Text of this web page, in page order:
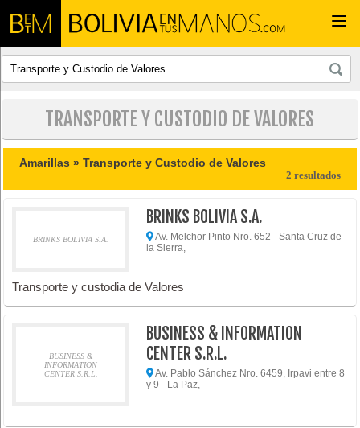
TRANSPORTE Y CUSTODIO DE VALORES
Amarillas »Transporte y Custodio de Valores
2 resultados
BRINKS BOLIVIA S.A.
BRINKS BOLIVIA S.A.
Av. Melchor Pinto Nro. 652 - Santa Cruz de
la Sierra,
Transporte y custodia de Valores
BUSINESS &
INFORMATION
CENTER S.R.L.
BUSINESS & INFORMATION
CENTER S.R.L.
Av. Pablo Sánchez Nro. 6459, Irpavi entre 8
y 9 - La Paz,